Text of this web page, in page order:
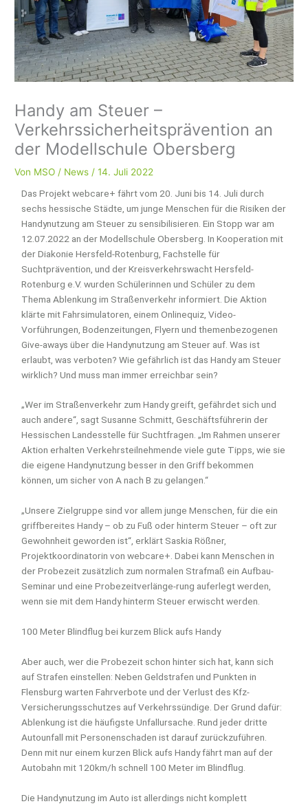
Handy am Steuer –
Verkehrssicherheitsprävention an
der Modellschule Obersberg
Von MSO / News /14. Juli 2022
Das Projekt webcare+ fährt vom 20. Juni bis 14. Juli durch
sechs hessische Städte, um junge Menschen für die Risiken der
Handynutzung am Steuer zu sensibilisieren. Ein Stopp war am
12.07.2022 an der Modellschule Obersberg. In Kooperation mit
der Diakonie Hersfeld-Rotenburg, Fachstelle für
Suchtprävention, und der Kreisverkehrswacht Hersfeld-
Rotenburg e.V. wurden Schülerinnen und Schüler zu dem
Thema Ablenkung im Straßenverkehr informiert. Die Aktion
klärte mit Fahrsimulatoren, einem Onlinequiz, Video-
Vorführungen, Bodenzeitungen, Flyern und themenbezogenen
Give-aways über die Handynutzung am Steuer auf. Was ist
erlaubt, was verboten? Wie gefährlich ist das Handy am Steuer
wirklich? Und muss man immer erreichbar sein?
„Wer im Straßenverkehr zum Handy greift, gefährdet sich und
auch andere“, sagt Susanne Schmitt, Geschäftsführerin der
Hessischen Landesstelle für Suchtfragen. „Im Rahmen unserer
Aktion erhalten Verkehrsteilnehmende viele gute Tipps, wie sie
die eigene Handynutzung besser in den Griff bekommen
können, um sicher von A nach B zu gelangen.“
„Unsere Zielgruppe sind vor allem junge Menschen, für die ein
griffbereites Handy – ob zu Fuß oder hinterm Steuer – oft zur
Gewohnheit geworden ist“, erklärt Saskia Rößner,
Projektkoordinatorin von webcare+. Dabei kann Menschen in
der Probezeit zusätzlich zum normalen Strafmaß ein Aufbau-
Seminar und eine Probezeitverlänge-rung auferlegt werden,
wenn sie mit dem Handy hinterm Steuer erwischt werden.
100 Meter Blindflug bei kurzem Blick aufs Handy
Aber auch, wer die Probezeit schon hinter sich hat, kann sich
auf Strafen einstellen: Neben Geldstrafen und Punkten in
Flensburg warten Fahrverbote und der Verlust des Kfz-
Versicherungsschutzes auf Verkehrssündige. Der Grund dafür:
Ablenkung ist die häufigste Unfallursache. Rund jeder dritte
Autounfall mit Personenschaden ist darauf zurückzuführen.
Denn mit nur einem kurzen Blick aufs Handy fährt man auf der
Autobahn mit 120km/h schnell 100 Meter im Blindflug.
Die Handynutzung im Auto ist allerdings nicht komplett